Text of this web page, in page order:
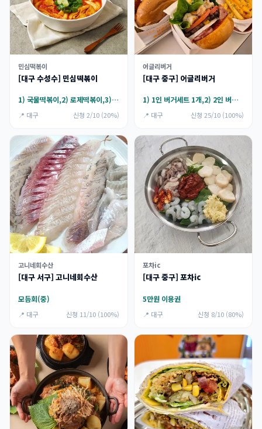
민심떡볶이
[대구 수성수] 민심떡볶이
1) 국물떡볶이,2) 로제떡볶이,3) 투움바떡볶이,4) 까르보떡볶이,5) 짜장떡볶이
📍 대구 신청 2/10 (20%)
어글리버거
[대구 중구] 어글리버거
1) 1인 버거세트 1개,2) 2인 버거세트 2개
📍 대구 신청 25/10 (100%)
고니네회수산
[대구 서구] 고니네회수산
모듬회(중)
📍 대구 신청 11/10 (100%)
포차ic
[대구 중구] 포차ic
5만원 이용권
📍 대구 신청 8/10 (80%)